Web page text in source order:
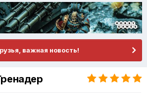
важная новость!